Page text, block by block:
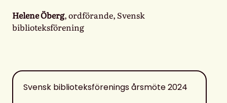
Helene Öberg, ordförande, Svensk
biblioteksförening
Svensk biblioteksförenings årsmöte 2024